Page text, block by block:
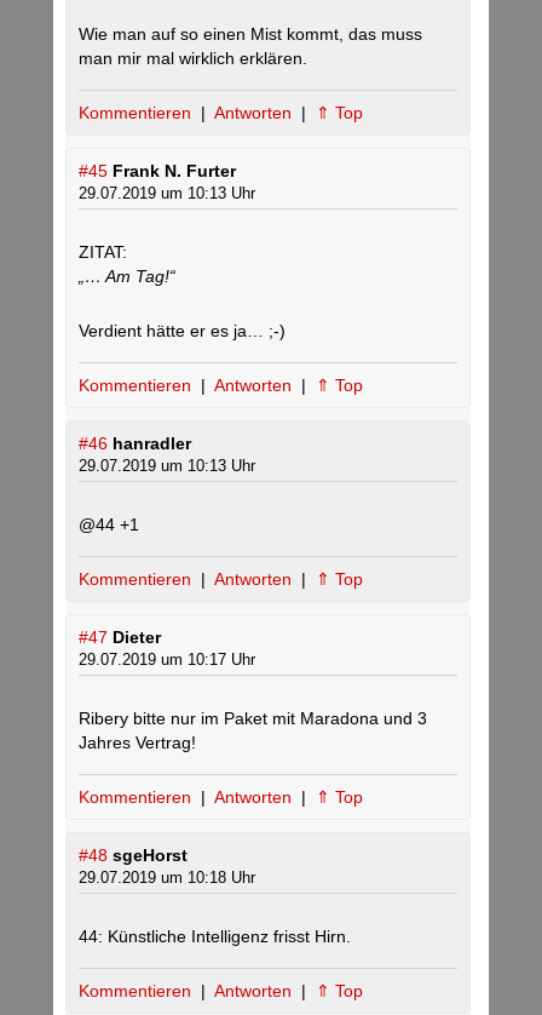
Wie man auf so einen Mist kommt, das muss
man mir mal wirklich erklären.
Kommentieren | Antworten | ⇑ Top
#45 Frank N. Furter
29.07.2019 um 10:13 Uhr
ZITAT:
„… Am Tag!“
Verdient hätte er es ja… ;-)
Kommentieren | Antworten | ⇑ Top
#46 hanradler
29.07.2019 um 10:13 Uhr
@44 +1
Kommentieren | Antworten | ⇑ Top
#47 Dieter
29.07.2019 um 10:17 Uhr
Ribery bitte nur im Paket mit Maradona und 3
Jahres Vertrag!
Kommentieren | Antworten | ⇑ Top
#48 sgeHorst
29.07.2019 um 10:18 Uhr
44: Künstliche Intelligenz frisst Hirn.
Kommentieren | Antworten | ⇑ Top